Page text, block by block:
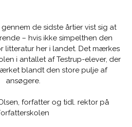
de sidste årtier vist sig at
– hvis ikke simpelthen den
litteratur her i landet. Det mærkes
i antallet af Testrup-elever, der
blandt den store pulje af
ansøgere.
forfatter og tidl. rektor på